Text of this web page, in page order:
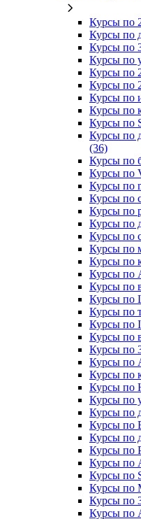
Курсы по
Курсы по
Курсы по
Курсы по
Курсы по
Курсы по
Курсы по
Курсы по
Курсы по
Курсы по
(36)
Курсы по
Курсы по
Курсы по
Курсы по
Курсы по
Курсы по
Курсы по
Курсы по
Курсы по
Курсы по
Курсы по
Курсы по
Курсы по
Курсы по
Курсы по
Курсы по
Курсы по
Курсы по
Курсы по
Курсы по
Курсы по
Курсы по
Курсы по
Курсы по
Курсы по
Курсы по
Курсы по
Курсы по
Курсы по